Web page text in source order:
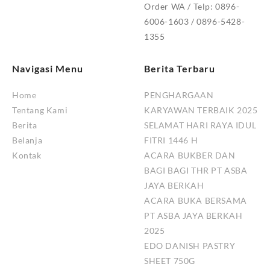
Order WA / Telp: 0896-
6006-1603 / 0896-5428-
1355
Navigasi Menu
Home
Tentang Kami
Berita
Belanja
Kontak
Berita Terbaru
PENGHARGAAN
KARYAWAN TERBAIK 2025
SELAMAT HARI RAYA IDUL
FITRI 1446 H
ACARA BUKBER DAN
BAGI BAGI THR PT ASBA
JAYA BERKAH
ACARA BUKA BERSAMA
PT ASBA JAYA BERKAH
2025
EDO DANISH PASTRY
SHEET 750G